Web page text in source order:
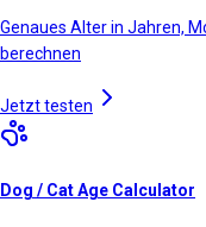
Genaues Alter in Jahren,
berechnen
Jetzt testen
Dog / Cat Age Calculator